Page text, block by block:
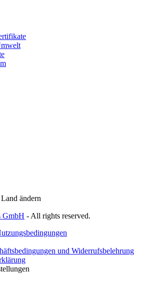
Land ändern
GmbH - All rights reserved.
und Widerrufsbelehrung